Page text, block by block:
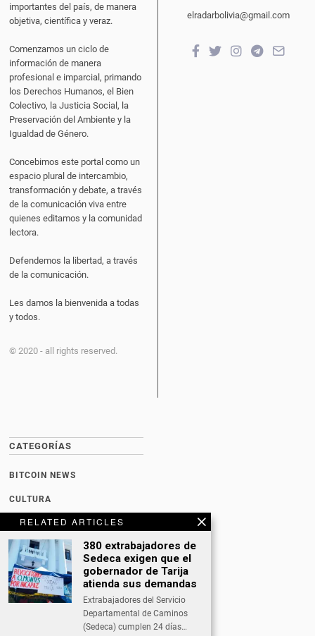
RELATED ARTICLES
380 extrabajadores de
Sedeca exigen que el
gobernador de Tarija
atienda sus demandas
Extrabajadores del Servicio
Departamental de Caminos
(Sedeca) cumplen 24 días…
importantes del país, de manera
objetiva, científica y veraz.
Comenzamos un ciclo de
información de manera
profesional e imparcial, primando
los Derechos Humanos, el Bien
Colectivo, la Justicia Social, la
Preservación del Ambiente y la
Igualdad de Género.
Concebimos este portal como un
espacio plural de intercambio,
transformación y debate, a través
de la comunicación viva entre
quienes editamos y la comunidad
lectora.
Defendemos la libertad, a través
de la comunicación.
Les damos la bienvenida a todas
y todos.
© 2020 - all rights reserved.
elradarbolivia@gmail.com
CATEGORÍAS
BITCOIN NEWS
CULTURA
DATING
DEPORTES
ECONOMÍA
INTERNACIONAL